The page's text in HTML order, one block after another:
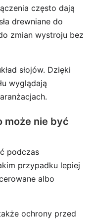
często dają
drewniane do
zmian wystroju bez
słojów. Dzięki
wyglądają
może nie być
podczas
przypadku lepiej
albo
ochrony przed